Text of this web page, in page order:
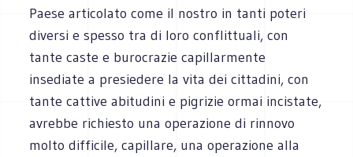
Paese articolato come il nostro in tanti poteri
diversi e spesso tra di loro conflittuali, con
tante caste e burocrazie capillarmente
insediate a presiedere la vita dei cittadini, con
tante cattive abitudini e pigrizie ormai incistate,
avrebbe richiesto una operazione di rinnovo
molto difficile, capillare, una operazione alla